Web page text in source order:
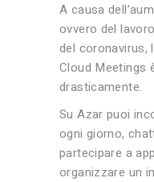
A causa
ovvero del
del coronavirus,
Cloud Meetings
drasticamente.
Su Azar puoi
ogni giorno,
partecipare a
organizzare un